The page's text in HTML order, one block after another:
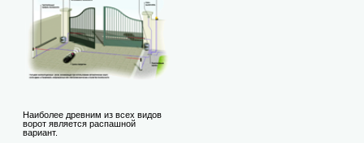
Наиболее древним из всех видов
ворот является распашной
вариант.